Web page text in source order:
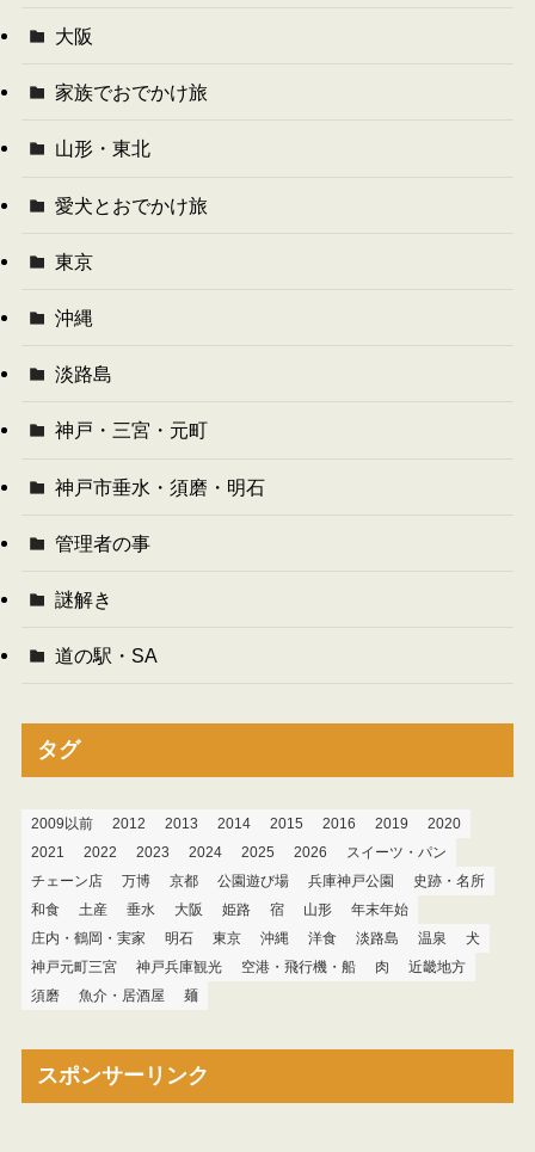
大阪
家族でおでかけ旅
山形・東北
愛犬とおでかけ旅
東京
沖縄
淡路島
神戸・三宮・元町
神戸市垂水・須磨・明石
管理者の事
謎解き
道の駅・SA
タグ
2009以前 2012 2013 2014 2015 2016 2019
2020
2021
2022 2023 2024 2025 2026
スイーツ・パン
チェーン店
万博 京都 公園遊び場 兵庫神戸公園
史跡・名所
和食
土産 垂水 大阪 姫路 宿 山形
年末年始
庄内・鶴岡・実家
明石 東京 沖縄 洋食 淡路島 温泉
犬
神戸元町三宮
神戸兵庫観光 空港・飛行機・船 肉
近畿地方
須磨
魚介・居酒屋 麺
スポンサーリンク